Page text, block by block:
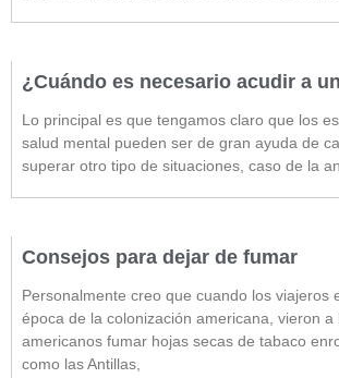
¿Cuándo es necesario acudir a
Lo principal es que tengamos claro que los
salud mental pueden ser de gran ayuda de
superar otro tipo de situaciones, caso de la
Consejos para dejar de fumar
Personalmente creo que cuando los viajeros
época de la colonización americana, vieron a
americanos fumar hojas secas de tabaco
como las Antillas,